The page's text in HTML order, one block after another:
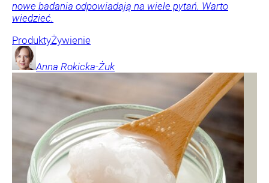
nowe badania odpowiadają na wiele pytań. Warto
wiedzieć.
ProduktyŻywienie
Anna Rokicka-Żuk